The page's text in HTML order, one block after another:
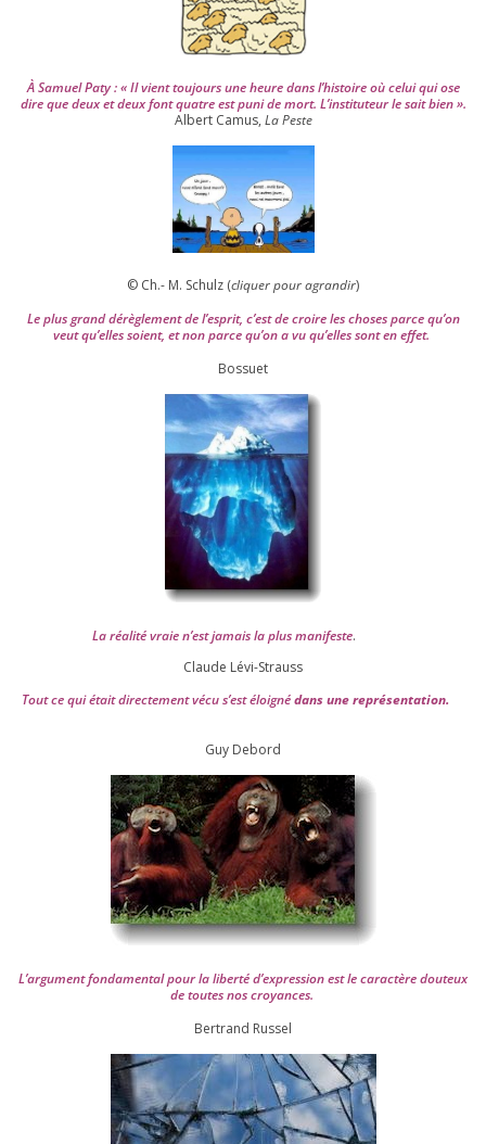
À Samuel Paty : « Il vient tou­jours une heure dans l’his­toire où celui qui ose
dire que deux et deux font quatre est puni de mort. L’instituteur le sait bien ».
Albert Camus, La Peste
© Ch.- M. Schulz (cli­quer pour agran­dir)
Le plus grand dérè­gle­ment de l’es­prit, c’est de croire les choses parce qu’on
veut qu’elles soient, et non parce qu’on a vu qu’elles sont en effet.
Bossuet
La réa­lité vraie n’est jamais la plus mani­feste.
Claude Lévi-Strauss
Tout ce qui était direc­te­ment vécu s’est éloi­gnédans une repré­sen­ta­tion.
Guy Debord
L’argument fon­da­men­tal pour la liber­té d’expression est le carac­tère dou­teux
de toutes nos croyances.
Ber­trand Russel